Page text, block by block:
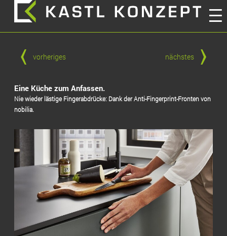
vorheriges nächstes
Eine Küche zum Anfassen.
Nie wieder lästige Fingerabdrücke: Dank der Anti-Fingerprint-Fronten von
nobilia.